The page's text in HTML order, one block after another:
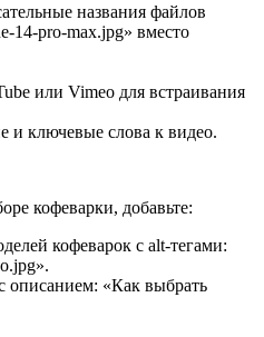
названия файлов
14-pro-max.jpg» вместо
или Vimeo для встраивания
и ключевые слова к видео.
кофеварки, добавьте:
кофеварок с alt-тегами:
описанием: «Как выбрать